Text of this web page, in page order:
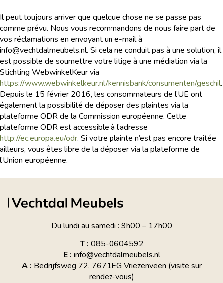
Il peut toujours arriver que quelque chose ne se passe pas
comme prévu. Nous vous recommandons de nous faire part de
vos réclamations en envoyant un e-mail à
info@vechtdalmeubels.nl. Si cela ne conduit pas à une solution, il
est possible de soumettre votre litige à une médiation via la
Stichting WebwinkelKeur via
https://www.webwinkelkeur.nl/kennisbank/consumenten/geschil.
Depuis le 15 février 2016, les consommateurs de l’UE ont
également la possibilité de déposer des plaintes via la
plateforme ODR de la Commission européenne. Cette
plateforme ODR est accessible à l’adresse
http://ec.europa.eu/odr. Si votre plainte n’est pas encore traitée
ailleurs, vous êtes libre de la déposer via la plateforme de
l’Union européenne.
Du lundi au samedi : 9h00 – 17h00
T : 085-0604592
E : info@vechtdalmeubels.nl
A : Bedrijfsweg 72, 7671EG Vriezenveen (visite sur
rendez-vous)